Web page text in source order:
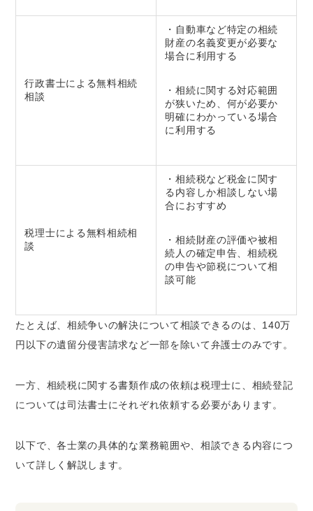
行政書士による無料相続
相談
・自動車など特定の相続
財産の名義変更が必要な
場合に利用する
・相続に関する対応範囲
が狭いため、何が必要か
明確にわかっている場合
に利用する
税理士による無料相続相
談
・相続税など税金に関す
る内容しか相談しない場
合におすすめ
・相続財産の評価や被相
続人の確定申告、相続税
の申告や節税について相
談可能
たとえば、相続争いの解決について相談できるのは、140万
円以下の遺留分侵害請求など一部を除いて弁護士のみです。
一方、相続税に関する書類作成の依頼は税理士に、相続登記
については司法書士にそれぞれ依頼する必要があります。
以下で、各士業の具体的な業務範囲や、相談できる内容につ
いて詳しく解説します。